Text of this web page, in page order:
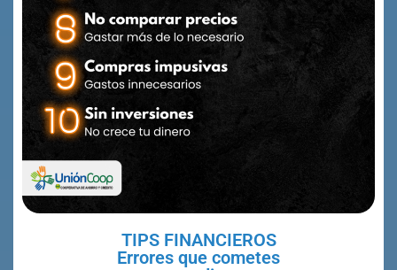
TIPS FINANCIEROS
Errores que cometes